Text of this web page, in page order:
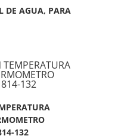
DE AGUA, PARA
132